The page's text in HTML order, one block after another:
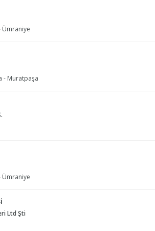
Ümraniye
- Muratpaşa
Ümraniye
Ltd Şti